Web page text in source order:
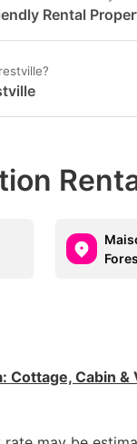
Rental
: Cottage, Cabin &